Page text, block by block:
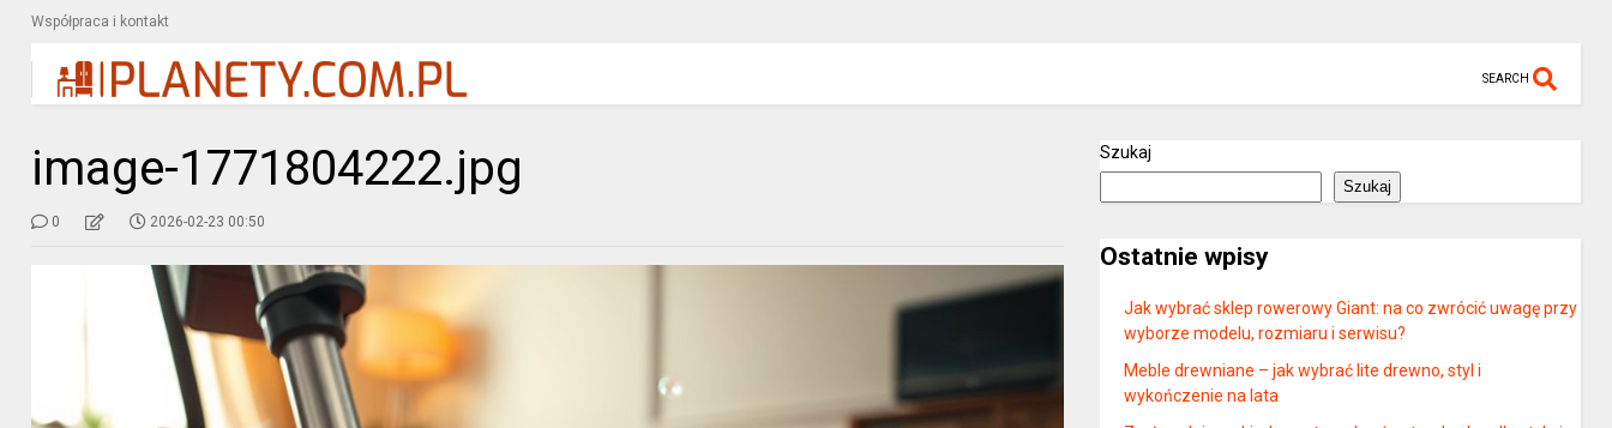
Współpraca i kontakt
SEARCH
image-1771804222.jpg
0 2026-02-23 00:50
Szukaj
Szukaj
Ostatnie wpisy
Jak wybrać sklep rowerowy Giant: na co zwrócić uwagę przy
wyborze modelu, rozmiaru i serwisu?
Meble drewniane – jak wybrać lite drewno, styl i
wykończenie na lata